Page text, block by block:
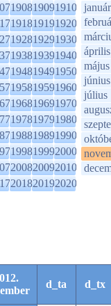
190819091910
191819191920
192819291930
193819391940
194819491950
195819591960
196819691970
197819791980
198819891990
199819992000
200820092010
201820192020
január
április
május
június
július
d_ta d_tx